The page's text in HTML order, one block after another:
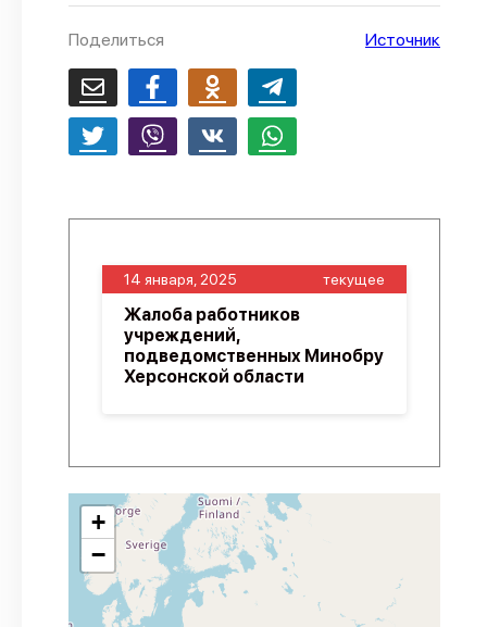
Поделиться Источник
14 января, 2025 текущее
Жалоба работников
учреждений,
подведомственных Минобру
Херсонской области
+
−